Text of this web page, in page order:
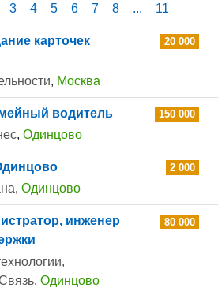
3 4 5 6 7 8 ... 11
карточек
, Москва
20 000
водитель
, Одинцово
150 000
, Одинцово
2 000
инженер
, Одинцово
80 000